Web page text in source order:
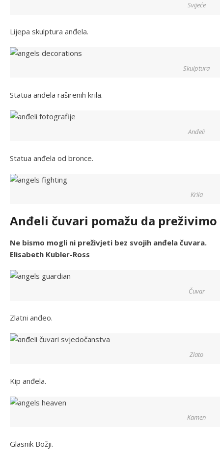
Svijeće
Lijepa skulptura anđela.
Skulptura
Statua anđela raširenih krila.
Anđeli
Statua anđela od bronce.
Krila
Anđeli čuvari pomažu da preživimo
Ne bismo mogli ni preživjeti bez svojih anđela čuvara.
Elisabeth Kubler-Ross
Čuvar
Zlatni anđeo.
Zlato
Kip anđela.
Kamen
Glasnik Božji.